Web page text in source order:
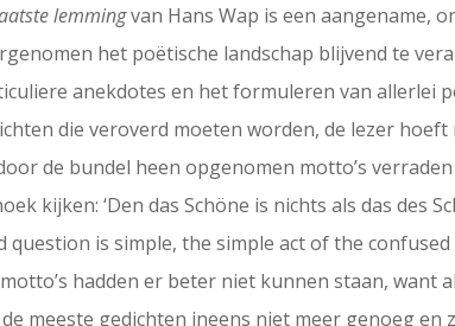
lemmingvan Hans Wap is een aangename,
het poëtische landschap blijvend te
anekdotes en het formuleren van allerlei
die veroverd moeten worden, de lezer
de bundel heen opgenomen motto’s
kijken: ‘Den das Schöne is nichts als das des
question is simple, the simple act of the confused
hadden er beter niet kunnen staan, want
meeste gedichten ineens niet meer genoeg en